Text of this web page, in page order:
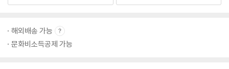
해외배송 가능
문화비소득공제 가능